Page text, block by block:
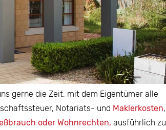
gerne die Zeit, mit dem Eigentümer alle
Notariats- und Maklerkosten,
oder Wohnrechten, ausführlich zu